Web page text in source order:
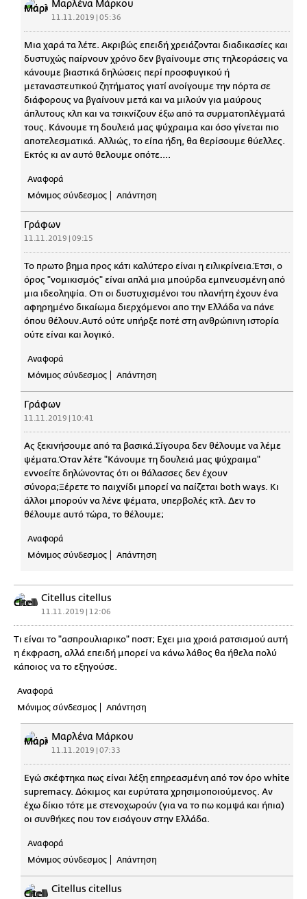
Μαρλένα Μάρκου
11.11.2019 | 05:36
Μια χαρά τα λέτε. Ακριβώς επειδή χρειάζονται διαδικασίες και
δυστυχώς παίρνουν χρόνο δεν βγαίνουμε στις τηλεοράσεις να
κάνουμε βιαστικά δηλώσεις περί προσφυγικού ή
μεταναστευτικού ζητήματος γιατί ανοίγουμε την πόρτα σε
διάφορους να βγαίνουν μετά και να μιλούν για μαύρους
άπλυτους κλπ και να τσικνίζουν έξω από τα συρματοπλέγματά
τους. Κάνουμε τη δουλειά μας ψύχραιμα και όσο γίνεται πιο
αποτελεσματικά. Αλλιώς, το είπα ήδη, θα θερίσουμε θύελλες.
Εκτός κι αν αυτό θελουμε οπότε....
Αναφορά
Μόνιμος σύνδεσμος
Απάντηση
Γράφων
11.11.2019 | 09:15
Το πρωτο βημα προς κάτι καλύτερο είναι η ειλικρίνεια.Έτσι, ο
όρος "νομικισμός" είναι απλά μια μπούρδα εμπνευσμένη από
μια ιδεοληψία. Οτι οι δυστυχισμένοι του πλανήτη έχουν ένα
αφηρημένο δικαίωμα διερχόμενοι απο την Ελλάδα να πάνε
όπου θέλουν.Αυτό ούτε υπήρξε ποτέ στη ανθρώπινη ιστορία
ούτε είναι και λογικό.
Αναφορά
Μόνιμος σύνδεσμος
Απάντηση
Γράφων
11.11.2019 | 10:41
Ας ξεκινήσουμε από τα βασικά.Σίγουρα δεν θέλουμε να λέμε
ψέματα.Όταν λέτε "Κάνουμε τη δουλειά μας ψύχραιμα"
εννοείτε δηλώνοντας ότι οι θάλασσες δεν έχουν
σύνορα;Ξέρετε το παιχνίδι μπορεί να παίζεται both ways. Κι
άλλοι μπορούν να λένε ψέματα, υπερβολές κτλ. Δεν το
θέλουμε αυτό τώρα, το θέλουμε;
Αναφορά
Μόνιμος σύνδεσμος
Απάντηση
Citellus citellus
11.11.2019 | 12:06
Τι είναι το "ασπρουλιαρικο" ποστ; Εχει μια χροιά ρατσισμού αυτή
η έκφραση, αλλά επειδή μπορεί να κάνω λάθος θα ήθελα πολύ
κάποιος να το εξηγούσε.
Αναφορά
Μόνιμος σύνδεσμος
Απάντηση
Μαρλένα Μάρκου
11.11.2019 | 07:33
Εγώ σκέφτηκα πως είναι λέξη επηρεασμένη από τον όρο white
supremacy. Δόκιμος και ευρύτατα χρησιμοποιούμενος. Αν
έχω δίκιο τότε με στενοχωρούν (για να το πω κομψά και ήπια)
οι συνθήκες που τον εισάγουν στην Ελλάδα.
Αναφορά
Μόνιμος σύνδεσμος
Απάντηση
Citellus citellus